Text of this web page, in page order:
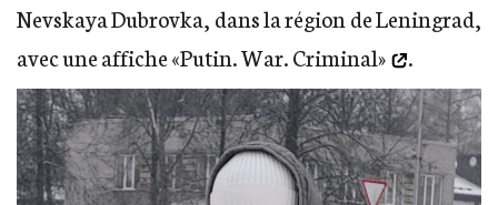
Nevskaya Dubrovka, dans la région de Leningrad,
avec une affiche«Putin. War. Criminal» .